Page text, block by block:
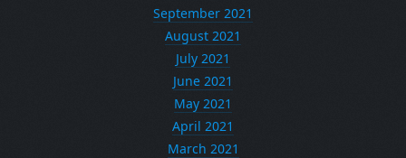
September 2021
August 2021
July 2021
June 2021
May 2021
April 2021
March 2021